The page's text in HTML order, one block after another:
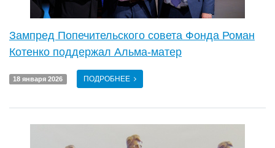
Зампред Попечительского совета Фонда Роман
Котенко поддержал Альма-матер
18 января 2026 ПОДРОБНЕЕ